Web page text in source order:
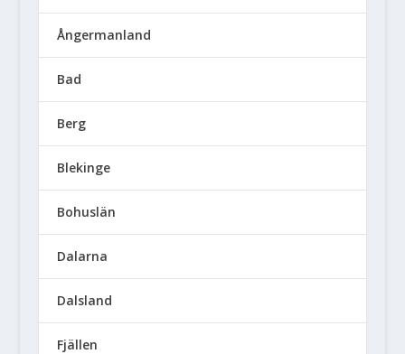
Ångermanland
Bad
Berg
Blekinge
Bohuslän
Dalarna
Dalsland
Fjällen